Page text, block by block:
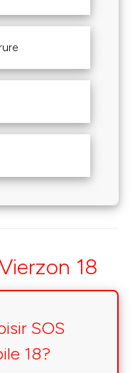
18
SOS
18?